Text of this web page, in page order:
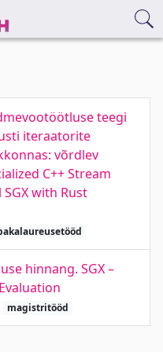
teegi
iteraatorite
võrdlev
C++ Stream
with Rust
hinnang. SGX –
magistritööd